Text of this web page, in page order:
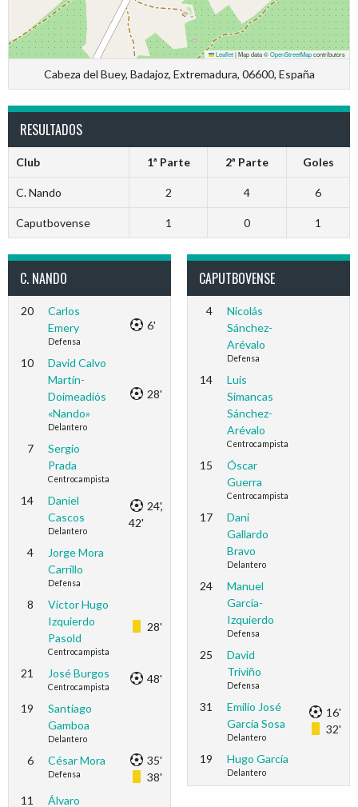
Leaflet|Map data ©OpenStreetMapcontributors
Cabeza del Buey, Badajoz, Extremadura, 06600, España
RESULTADOS
Club 1ª Parte 2ª Parte Goles
C. Nando 2 4 6
Caputbovense 1 0 1
C. NANDO
20
Carlos
Emery
Defensa
6'
10
David Calvo
Martín-
Doimeadiós
«Nando»
Delantero
28'
7
Sergio
Prada
Centrocampista
14
Daniel
Cascos
Delantero
24',
42'
4
Jorge Mora
Carrillo
Defensa
8
Víctor Hugo
Izquierdo
Pasold
Centrocampista
28'
21 José Burgos
Centrocampista
48'
19
Santiago
Gamboa
Delantero
6 César Mora
Defensa
35'
38'
11
Álvaro
CAPUTBOVENSE
4
Nicolás
Sánchez-
Arévalo
Defensa
14
Luis
Simancas
Sánchez-
Arévalo
Centrocampista
15
Óscar
Guerra
Centrocampista
17
Dani
Gallardo
Bravo
Delantero
24
Manuel
García-
Izquierdo
Defensa
25
David
Triviño
Defensa
31
Emilio José
García Sosa
Delantero
16'
32'
19 Hugo García
Delantero